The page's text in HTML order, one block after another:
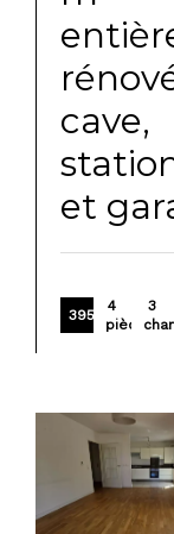
cave,
et
395 000 €
4
pièces
3